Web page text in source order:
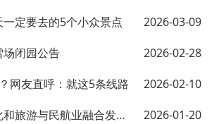
2026-03-09
定要去的5个小众景点
2026-02-28
场闭园公告
2026-02-10
网友直呼：就这5条线路
2026-01-20
一图读懂《文化和旅游与民航业融合发展行动方案》